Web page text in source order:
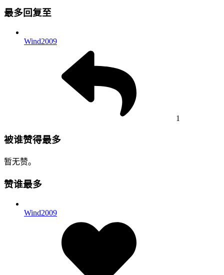
最多回复至
Wind2009
1
被谁赞得最多
暂无赞。
赞谁最多
Wind2009